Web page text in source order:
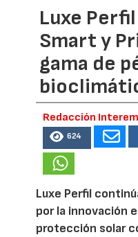
Luxe
Smart y
gama de
Redacción
624
Luxe Perfil
por la innovación
protección solar